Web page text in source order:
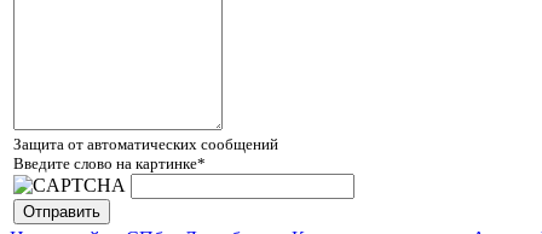
Защита от автоматических сообщений
Введите слово на картинке*